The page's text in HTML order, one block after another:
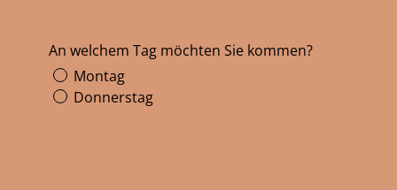
An welchem Tag möchten Sie kommen?
Montag
Donnerstag